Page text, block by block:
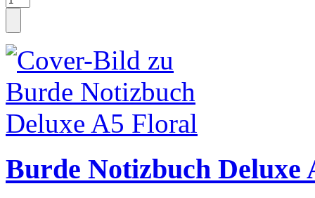
Burde Notizbuch Deluxe